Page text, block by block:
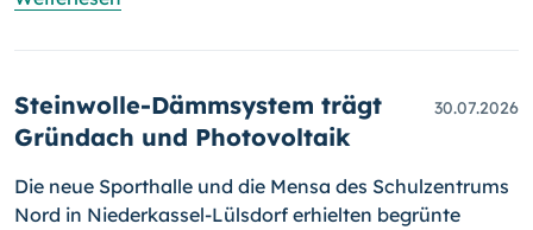
Steinwolle-Dämmsystem trägt
Gründach und Photovoltaik
30.07.2026
Die neue Sporthalle und die Mensa des Schulzentrums
Nord in Niederkassel-Lülsdorf erhielten begrünte